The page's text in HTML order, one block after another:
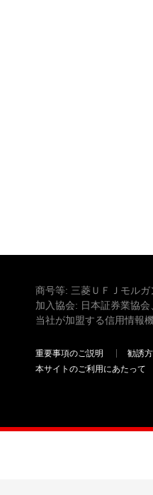
商号等: 三菱ＵＦＪモル
加入協会: 日本証券業協
当社が加盟する信用情報
重要事項のご説明 勧誘
本サイトのご利用にあたって